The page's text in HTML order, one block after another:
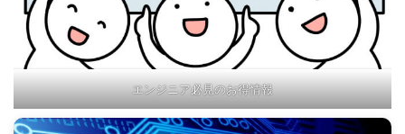
エンジニア必見のお得情報